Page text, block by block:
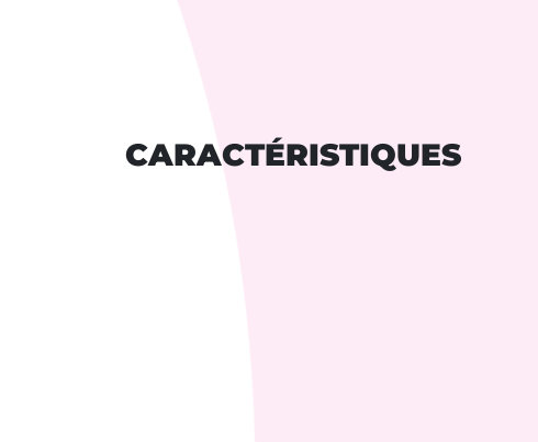
CARACTÉRISTIQUES